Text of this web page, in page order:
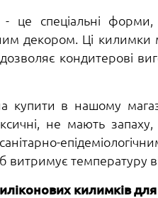
- це спеціальні
декором. Ці килимки
кондитерові
купити в нашому
не мають
температуру
килимків для